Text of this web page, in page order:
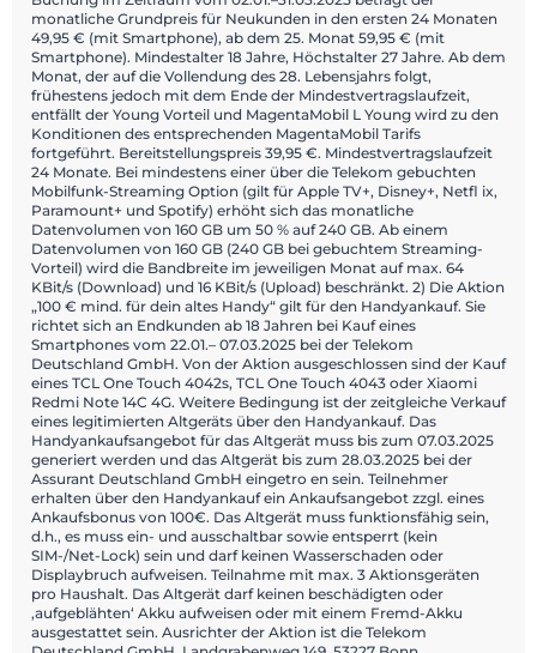
monatliche Grundpreis für Neukunden in den ersten 24 Monaten
49,95 € (mit Smartphone), ab dem 25. Monat 59,95 € (mit
Smartphone). Mindestalter 18 Jahre, Höchstalter 27 Jahre. Ab dem
Monat, der auf die Vollendung des 28. Lebensjahrs folgt,
frühestens jedoch mit dem Ende der Mindestvertragslaufzeit,
entfällt der Young Vorteil und MagentaMobil L Young wird zu den
Konditionen des entsprechenden MagentaMobil Tarifs
fortgeführt. Bereitstellungspreis 39,95 €. Mindestvertragslaufzeit
24 Monate. Bei mindestens einer über die Telekom gebuchten
Mobilfunk-Streaming Option (gilt für Apple TV+, Disney+, Netfl ix,
Paramount+ und Spotify) erhöht sich das monatliche
Datenvolumen von 160 GB um 50 % auf 240 GB. Ab einem
Datenvolumen von 160 GB (240 GB bei gebuchtem Streaming-
Vorteil) wird die Bandbreite im jeweiligen Monat auf max. 64
KBit/s (Download) und 16 KBit/s (Upload) beschränkt. 2) Die Aktion
„100 € mind. für dein altes Handy“ gilt für den Handyankauf. Sie
richtet sich an Endkunden ab 18 Jahren bei Kauf eines
Smartphones vom 22.01.– 07.03.2025 bei der Telekom
Deutschland GmbH. Von der Aktion ausgeschlossen sind der Kauf
eines TCL One Touch 4042s, TCL One Touch 4043 oder Xiaomi
Redmi Note 14C 4G. Weitere Bedingung ist der zeitgleiche Verkauf
eines legitimierten Altgeräts über den Handyankauf. Das
Handyankaufsangebot für das Altgerät muss bis zum 07.03.2025
generiert werden und das Altgerät bis zum 28.03.2025 bei der
Assurant Deutschland GmbH eingetro en sein. Teilnehmer
erhalten über den Handyankauf ein Ankaufsangebot zzgl. eines
Ankaufsbonus von 100€. Das Altgerät muss funktionsfähig sein,
d.h., es muss ein- und ausschaltbar sowie entsperrt (kein
SIM-/Net-Lock) sein und darf keinen Wasserschaden oder
Displaybruch aufweisen. Teilnahme mit max. 3 Aktionsgeräten
pro Haushalt. Das Altgerät darf keinen beschädigten oder
‚aufgeblähten‘ Akku aufweisen oder mit einem Fremd-Akku
ausgestattet sein. Ausrichter der Aktion ist die Telekom